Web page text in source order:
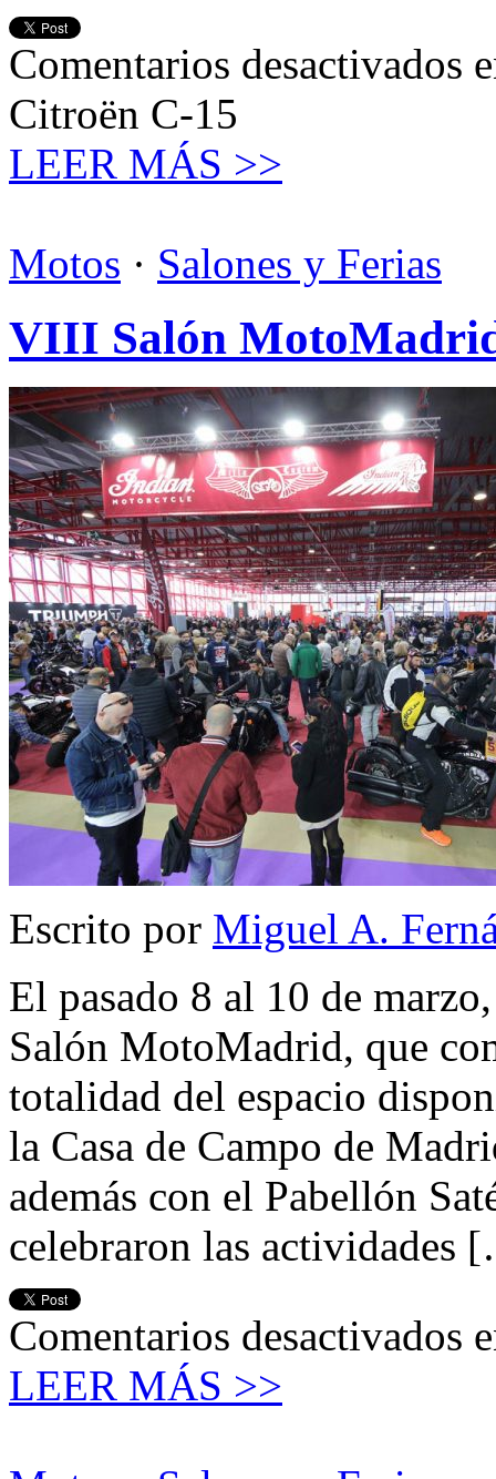
Comentarios desactivados
Citroën C-15
LEER MÁS >>
Motos · Salones y Ferias
VIII Salón
Escrito por Miguel A.
El pasado 8 al 10 de
Salón MotoMadrid, que
totalidad del espacio
la Casa de Campo de
además con el Pabellón
celebraron las actividades
Comentarios desactivados
LEER MÁS >>